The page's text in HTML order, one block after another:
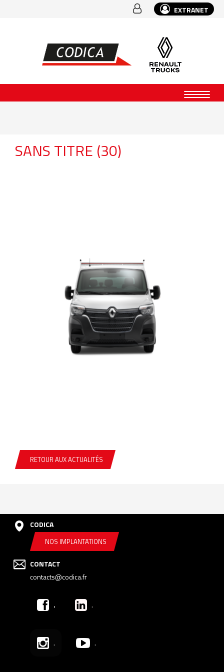
EXTRANET
SANS TITRE (30)
RETOUR AUX ACTUALITÉS
CODICA
NOS IMPLANTATIONS
CONTACT
contacts@codica.fr
. .
. .